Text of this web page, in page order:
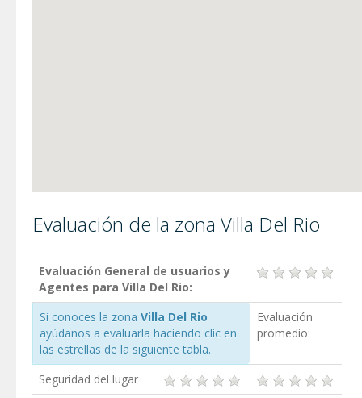
Evaluación de la zona Villa Del Rio
Evaluación General de usuarios y
Agentes para Villa Del Rio:
Si conoces la zona Villa Del Rio
ayúdanos a evaluarla haciendo clic en
las estrellas de la siguiente tabla.
Evaluación
promedio:
Seguridad del lugar